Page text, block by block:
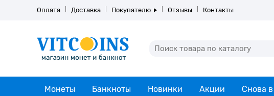
Оплата Доставка Покупателю Отзывы Контакты
Монеты Банкноты Новинки Акции Снова